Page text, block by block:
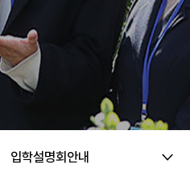
입학설명회안내